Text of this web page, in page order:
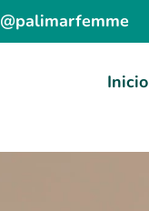
@palimarfemme
Inicio